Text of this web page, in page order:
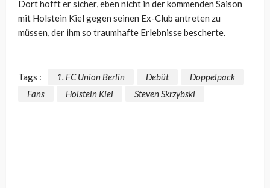
Dort hofft er sicher, eben nicht in der kommenden Saison
mit Holstein Kiel gegen seinen Ex-Club antreten zu
müssen, der ihm so traumhafte Erlebnisse bescherte.
Tags : 1. FC Union Berlin Debüt
Doppelpack
Fans
Holstein Kiel Steven Skrzybski